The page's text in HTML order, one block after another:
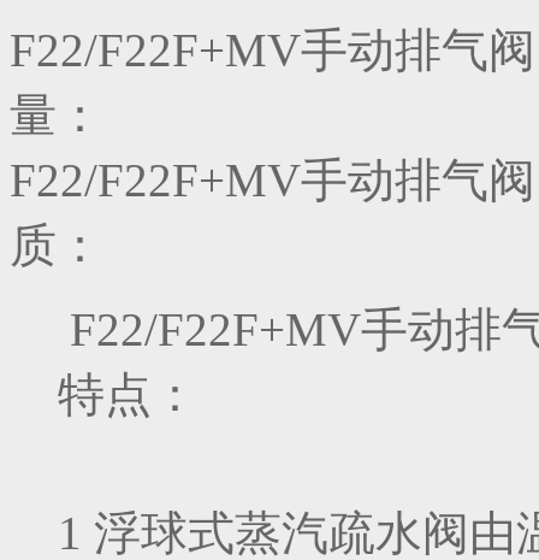
F22/F22F+MV手动排气
量：
F22/F22F+MV手动排气
质：
F22/F22F+MV手动排
特点：
1 浮球式蒸汽疏水阀